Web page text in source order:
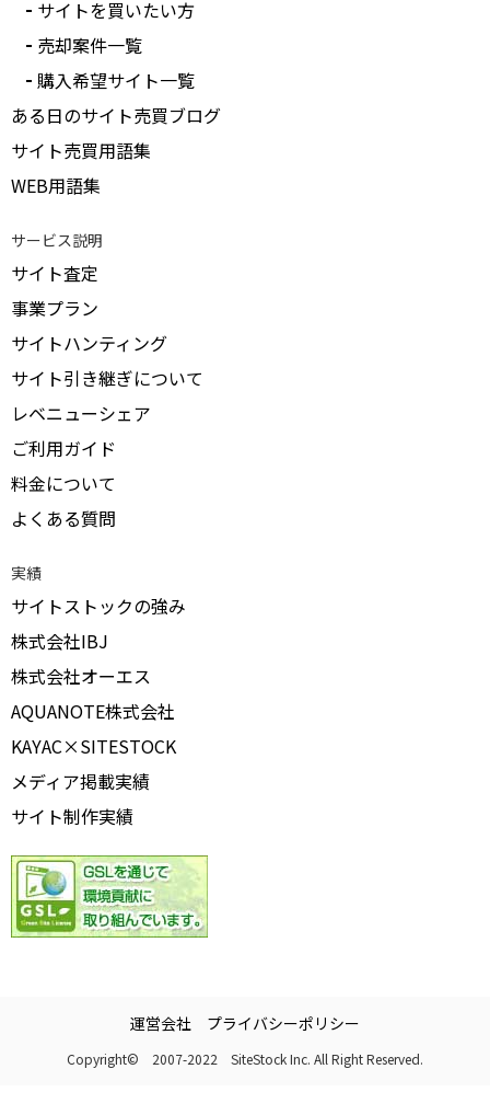
サイトを買いたい方
売却案件一覧
購入希望サイト一覧
ある日のサイト売買ブログ
サイト売買用語集
WEB用語集
サービス説明
サイト査定
事業プラン
サイトハンティング
サイト引き継ぎについて
レベニューシェア
ご利用ガイド
料金について
よくある質問
実績
サイトストックの強み
株式会社IBJ
株式会社オーエス
AQUANOTE株式会社
KAYAC×SITESTOCK
メディア掲載実績
サイト制作実績
運営会社 プライバシーポリシー
Copyright© 2007-2022 SiteStock Inc. All Right Reserved.